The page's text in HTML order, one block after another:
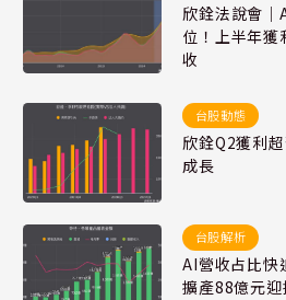
欣銓法說會｜
位！上半年獲
收
台股動態
欣銓Q2獲利
成長
台股解析
AI營收占比快
擴產88億元